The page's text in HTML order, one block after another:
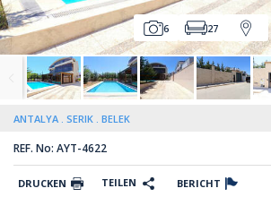
6 27
ANTALYA SERIK BELEK
REF. No: AYT-4622
DRUCKEN TEILEN BERICHT